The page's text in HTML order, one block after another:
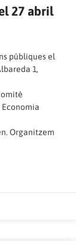
27 abril
públiques el
1,
Organitzem